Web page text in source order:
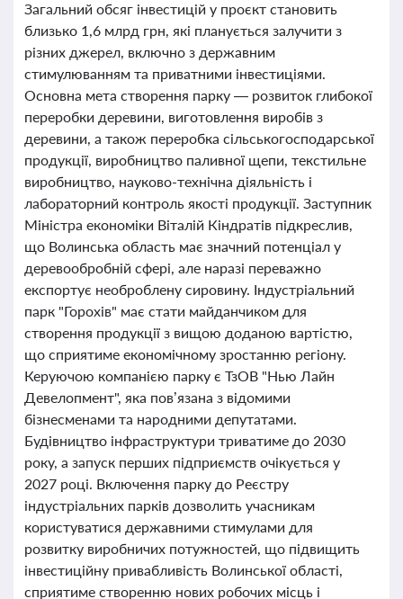
Загальний обсяг інвестицій у проєкт становить
близько 1,6 млрд грн, які планується залучити з
різних джерел, включно з державним
стимулюванням та приватними інвестиціями.
Основна мета створення парку — розвиток глибокої
переробки деревини, виготовлення виробів з
деревини, а також переробка сільськогосподарської
продукції, виробництво паливної щепи, текстильне
виробництво, науково-технічна діяльність і
лабораторний контроль якості продукції. Заступник
Міністра економіки Віталій Кіндратів підкреслив,
що Волинська область має значний потенціал у
деревообробній сфері, але наразі переважно
експортує необроблену сировину. Індустріальний
парк "Горохів" має стати майданчиком для
створення продукції з вищою доданою вартістю,
що сприятиме економічному зростанню регіону.
Керуючою компанією парку є ТзОВ "Нью Лайн
Девелопмент", яка пов’язана з відомими
бізнесменами та народними депутатами.
Будівництво інфраструктури триватиме до 2030
року, а запуск перших підприємств очікується у
2027 році. Включення парку до Реєстру
індустріальних парків дозволить учасникам
користуватися державними стимулами для
розвитку виробничих потужностей, що підвищить
інвестиційну привабливість Волинської області,
сприятиме створенню нових робочих місць і